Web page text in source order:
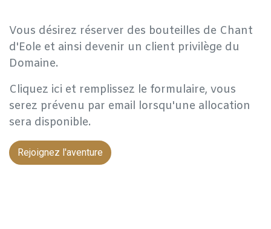
Vous désirez réserver des bouteilles de Chant
d'Eole et ainsi devenir un client privilège du
Domaine.
Cliquez ici et remplissez le formulaire, vous
serez prévenu par email lorsqu'une allocation
sera disponible.
Rejoignez l'aventure